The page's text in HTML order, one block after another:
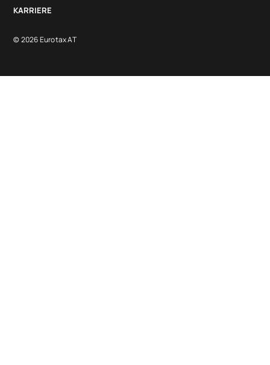
KARRIERE
© 2026 Eurotax AT